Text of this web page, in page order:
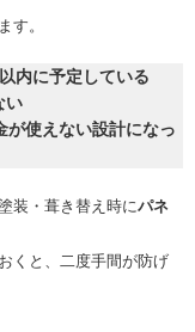
す。
内に予定している
い
が使えない設計になっ
装・葺き替え時にパネ
くと、二度手間が防げ